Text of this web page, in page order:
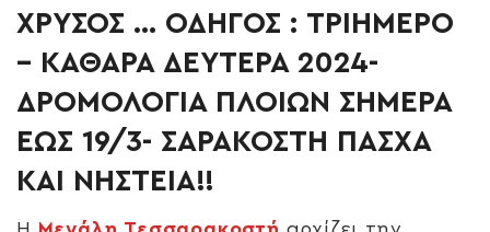
ΧΡΥΣΟΣ … ΟΔΗΓΟΣ : ΤΡΙΗΜΕΡΟ
– ΚΑΘΑΡΑ ΔΕΥΤΕΡΑ 2024-
ΔΡΟΜΟΛΟΓΙΑ ΠΛΟΙΩΝ ΣΗΜΕΡΑ
ΕΩΣ 19/3- ΣΑΡΑΚΟΣΤΗ ΠΑΣΧΑ
ΚΑΙ ΝΗΣΤΕΙΑ!!